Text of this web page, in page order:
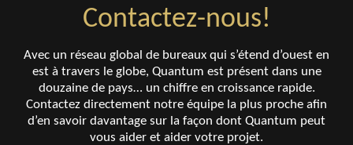
Contactez-nous!
Avec un réseau global de bureaux qui s’étend d’ouest en
est à travers le globe, Quantum est présent dans une
douzaine de pays… un chiffre en croissance rapide.
Contactez directement notre équipe la plus proche afin
d’en savoir davantage sur la façon dont Quantum peut
vous aider et aider votre projet.